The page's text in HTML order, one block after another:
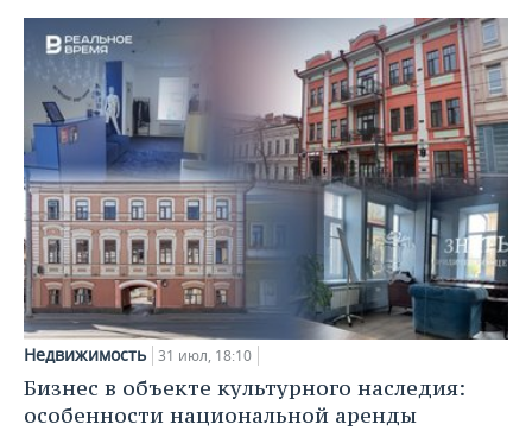
Недвижимость 31 июл, 18:10
Бизнес в объекте культурного наследия:
особенности национальной аренды